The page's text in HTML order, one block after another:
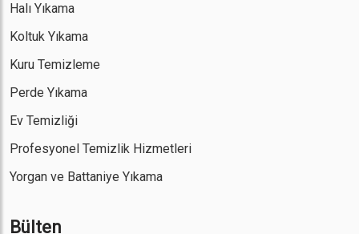
Halı Yıkama
Koltuk Yıkama
Kuru Temizleme
Perde Yıkama
Ev Temizliği
Profesyonel Temizlik Hizmetleri
Yorgan ve Battaniye Yıkama
Bülten